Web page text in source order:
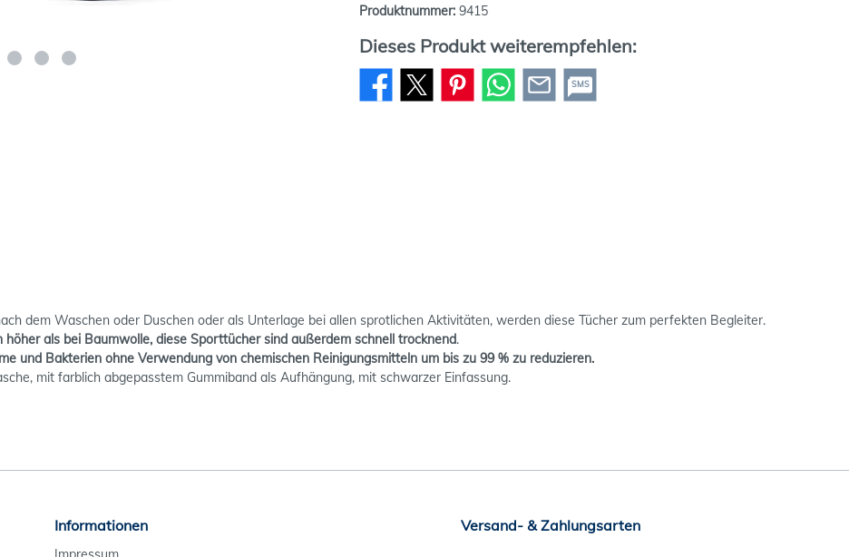
Produktnummer: 9415
Dieses Produkt weiterempfehlen:
SMS
dem Waschen oder Duschen oder als Unterlage bei allen sprotlichen Aktivitäten, werden diese Tücher zum perfekten Begleiter.
als bei Baumwolle, diese Sporttücher sind außerdem schnell trocknend.
und Bakterien ohne Verwendung von chemischen Reinigungsmitteln um bis zu 99 % zu reduzieren.
mit farblich abgepasstem Gummiband als Aufhängung, mit schwarzer Einfassung.
Informationen Versand- & Zahlungsarten